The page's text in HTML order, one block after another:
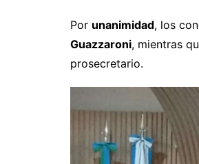
Por unanimidad, los
Guazzaroni, mientras
prosecretario.